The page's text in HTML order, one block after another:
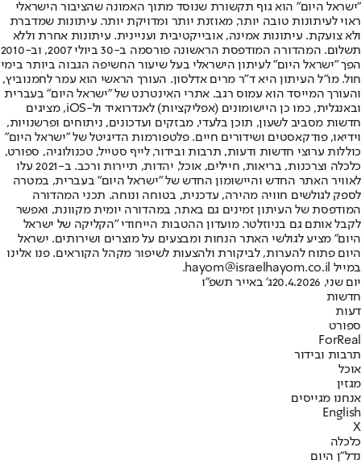
"ישראל היום" הוא גוף תקשורת שנוסד מתוך האמונה שהציבור הישראלי
ראוי לעיתונות טובה יותר, מאוזנת יותר ומדויקת יותר. עיתונות שמדברת
ולא צועקת. עיתונות אמינה, אובייקטיבית ועניינית. עיתונות אחרת וללא
תשלום. המהדורה המודפסת הראשונה פורסמה ב-30 ביולי 2007, וב-2010
הפך "ישראל היום" לעיתון הישראלי בעל שיעור החשיפה הגבוה ביותר בימי
חול. מו"ל העיתון היא ד"ר מרים אדלסון. העורך הראשי הוא עמר לחמנוביץ,
והעורך המייסד הוא עמוס רגב. אתרי האינטרנט של "ישראל היום" בעברית
ובאנגלית, כמו כן היישומונים (אפליקציות) לאנדרואיד ול-iOS, מציגים
חדשות מסביב לשעון, תוכן בלעדי, מבזקים ועדכונים, ניתוחים ופרשנויות,
וידיאו, פודקאסטים ושידורים חיים. פלטפורמות הדיגיטל של "ישראל היום"
כוללות ערוצי חדשות ודעות, תרבות ובידור, לייף סטייל, טכנולוגיה, ספורט,
כלכלה וצרכנות, בריאות, חיילים, אוכל, יהדות, תיירות ורכב. ב-2021 עלו
לאוויר האתר החדש והיישומון החדש של "ישראל היום" בעברית, במטרה
לספק לגולשים חוויה מהירה, עדכנית, בטוחה ונוחה. תכני המהדורה
המודפסת של העיתון זמינים גם באתר, במהדורה יומית מקוונת, ואפשר
לקבל אותם גם בניוזלטר. מועדון ההטבות הייחודי "הקליקה של ישראל
היום" מציע לגולשי האתר הנחות ומבצעים על מוצרים ושירותים. ישראל
היום פתוח להערות, לביקורת ולהצעות לשיפור מקהל הקוראים. פנו אלינו
במייל hayom@israelhayom.co.il.
יום שני, 20.4.2026
ג' באייר תשפ"ו
חדשות
דעות
ספורט
ForReal
תרבות ובידור
אוכל
מגזין
אנחנו מגייסים
English
X
כלכלה
נדל"ן היום